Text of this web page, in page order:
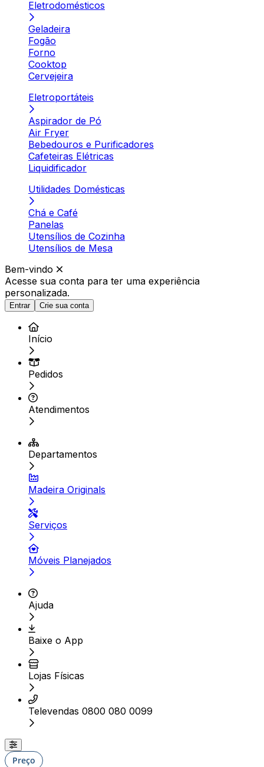
Eletrodomésticos
Geladeira
Fogão
Forno
Cooktop
Cervejeira
Eletroportáteis
Aspirador de Pó
Air Fryer
Bebedouros e Purificadores
Cafeteiras Elétricas
Liquidificador
Utilidades Domésticas
Chá e Café
Panelas
Utensílios de Cozinha
Utensílios de Mesa
Bem-vindo
Acesse sua conta para ter uma experiência
personalizada.
Entrar Crie sua conta
Início
Pedidos
Atendimentos
Departamentos
Madeira Originals
Serviços
Móveis Planejados
Ajuda
Baixe o App
Lojas Físicas
Televendas 0800 080 0099
Preço